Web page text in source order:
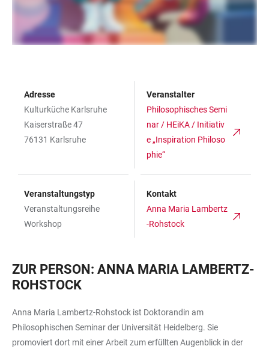
Adresse
Kulturküche Karlsruhe
Kaiserstraße 47
76131 Karlsruhe
Veranstalter
Philosophisches Semi
nar / HEiKA / Initiativ
e „Inspiration Philoso
phie“
Veranstaltungstyp
Veranstaltungsreihe
Workshop
Kontakt
Anna Maria Lambertz
-Rohstock
ZUR PERSON: ANNA MARIA LAMBERTZ-
ROHSTOCK
Anna Maria Lambertz-Rohstock ist Doktorandin am
Philosophischen Seminar der Universität Heidelberg. Sie
promoviert dort mit einer Arbeit zum erfüllten Augenblick in der